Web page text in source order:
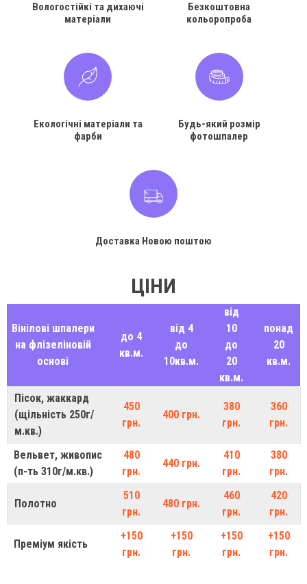
Вологостійкі та дихаючі
матеріали
Безкоштовна
кольоропроба
Екологічні матеріали та
фарби
Будь-який розмір
фотошпалер
Доставка Новою поштою
ЦІНИ
Вінілові шпалери
на флізеліновій
основі
до 4
кв.м.
від 4
до
10кв.м.
від
10
до
20
кв.м.
понад
20
кв.м.
Пісок, жаккард
(щільність 250г/
м.кв.)
450
грн.
400 грн.
380
грн.
360
грн.
Вельвет, живопис
(п-ть 310г/м.кв.)
480
грн.
440 грн.
410
грн.
380
грн.
Полотно
510
грн.
480 грн.
460
грн.
420
грн.
Преміум якість
+150
грн.
+150
грн.
+150
грн.
+150
грн.